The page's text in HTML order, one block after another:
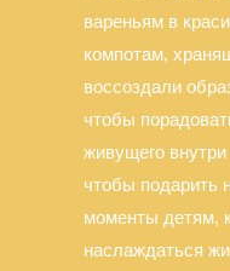
вареньям в
компотам,
воссоздали
чтобы
живущего
чтобы подарить
моменты детям,
наслаждаться